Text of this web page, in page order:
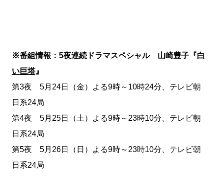
※番組情報：5夜連続ドラマスペシャル 山崎豊子『白
い巨塔』
第3夜 5月24日（金）よる9時～10時24分、テレビ朝
日系24局
第4夜 5月25日（土）よる9時～23時10分、テレビ朝
日系24局
第5夜 5月26日（日）よる9時～23時10分、テレビ朝
日系24局